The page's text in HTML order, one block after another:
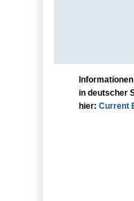
in deutscher
hier: Current